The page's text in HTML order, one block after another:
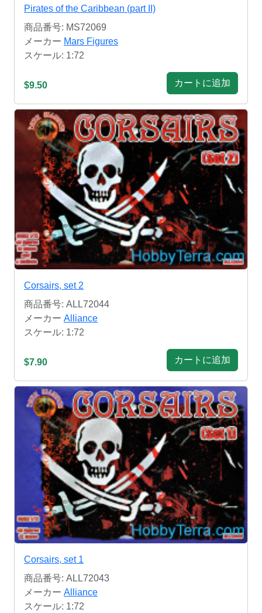
Pirates of the Caribbean (part II)
商品番号: MS72069
メーカー Mars Figures
スケール: 1:72
$9.50 カートに追加
Corsairs, set 2
商品番号: ALL72044
メーカー Alliance
スケール: 1:72
$7.90 カートに追加
Corsairs, set 1
商品番号: ALL72043
メーカー Alliance
スケール: 1:72